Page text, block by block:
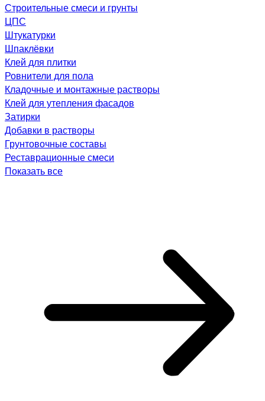
Строительные смеси и грунты
ЦПС
Штукатурки
Шпаклёвки
Клей для плитки
Ровнители для пола
Кладочные и монтажные растворы
Клей для утепления фасадов
Затирки
Добавки в растворы
Грунтовочные составы
Реставрационные смеси
Показать все